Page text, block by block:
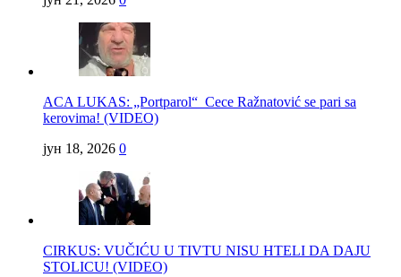
ACA LUKAS: „Portparol“ Cece Ražnatović se pari sa
kerovima! (VIDEO)
јун 18, 2026 0
CIRKUS: VUČIĆU U TIVTU NISU HTELI DA DAJU
STOLICU! (VIDEO)